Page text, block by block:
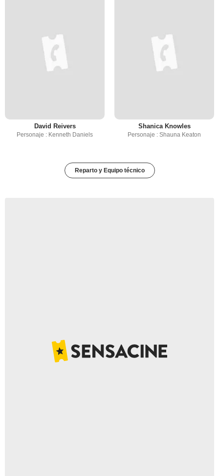
David Reivers
Personaje : Kenneth Daniels
Shanica Knowles
Personaje : Shauna Keaton
Reparto y Equipo técnico